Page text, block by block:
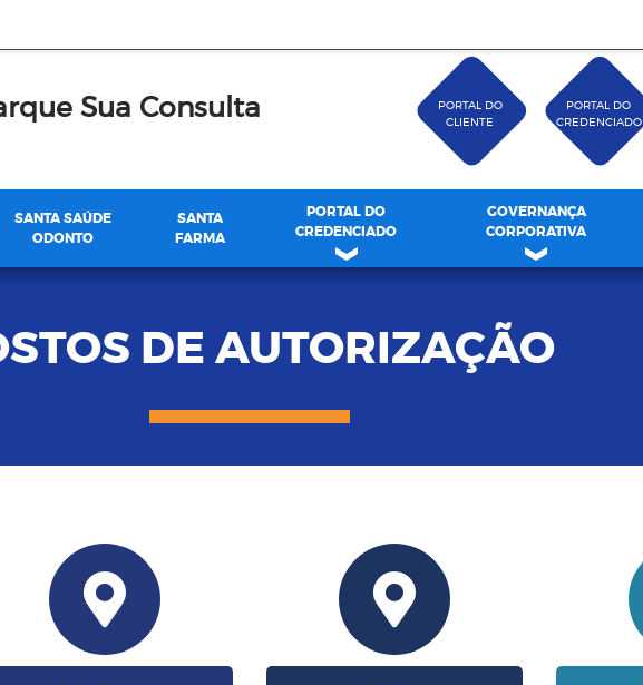
Sua Consulta
PORTAL DO
CLIENTE
PORTAL DO
CREDENCIADO
SANTA SAÚDE
ODONTO
SANTA
FARMA
PORTAL DO
CREDENCIADO
GOVERNANÇA
CORPORATIVA
DE AUTORIZAÇÃO